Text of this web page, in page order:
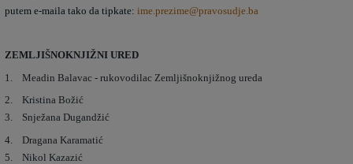
putem e-maila tako da tipkate:ime.prezime@pravosudje.ba
ZEMLJIŠNOKNJIŽNI URED
1. Meadin Balavac - rukovodilac Zemljišnoknjižnog ureda
2. Kristina Božić
3. Snježana Dugandžić
4. Dragana Karamatić
5. Nikol Kazazić